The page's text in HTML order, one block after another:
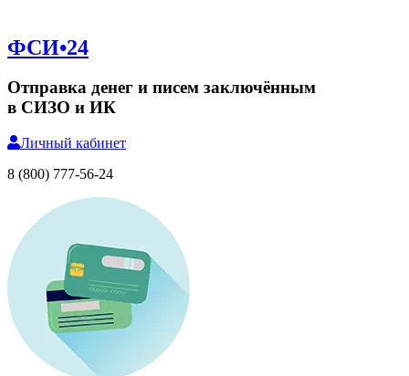
ФСИ•24
Отправка денег и писем заключённым
в СИЗО и ИК
Личный кабинет
8 (800) 777-56-24